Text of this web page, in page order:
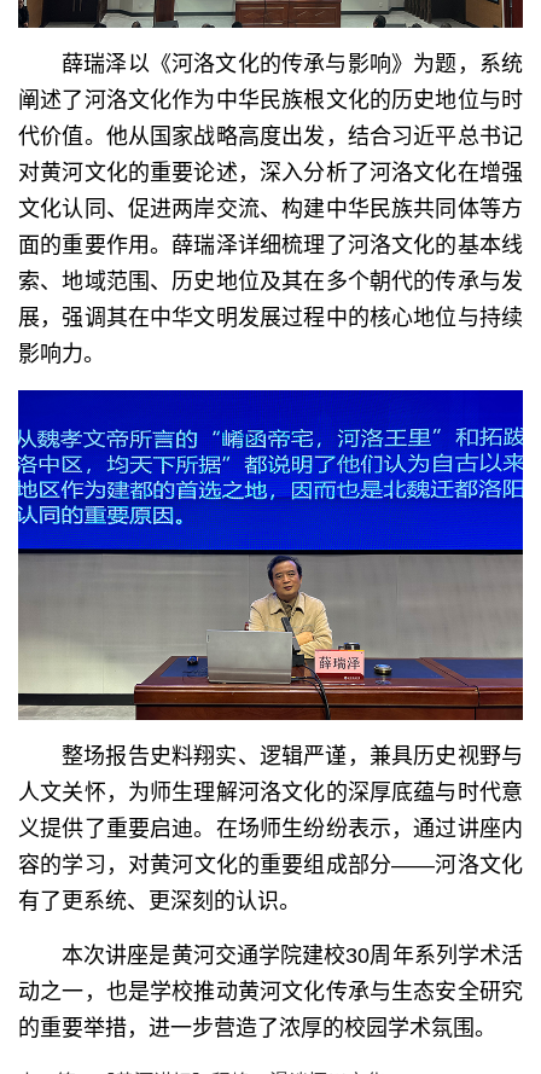
薛瑞泽以《河洛文化的传承与影响》为题，系统
阐述了河洛文化作为中华民族根文化的历史地位与时
代价值。他从国家战略高度出发，结合习近平总书记
对黄河文化的重要论述，深入分析了河洛文化在增强
文化认同、促进两岸交流、构建中华民族共同体等方
面的重要作用。薛瑞泽详细梳理了河洛文化的基本线
索、地域范围、历史地位及其在多个朝代的传承与发
展，强调其在中华文明发展过程中的核心地位与持续
影响力。
整场报告史料翔实、逻辑严谨，兼具历史视野与
人文关怀，为师生理解河洛文化的深厚底蕴与时代意
义提供了重要启迪。在场师生纷纷表示，通过讲座内
容的学习，对黄河文化的重要组成部分——河洛文化
有了更系统、更深刻的认识。
本次讲座是黄河交通学院建校30周年系列学术活
动之一，也是学校推动黄河文化传承与生态安全研究
的重要举措，进一步营造了浓厚的校园学术氛围。